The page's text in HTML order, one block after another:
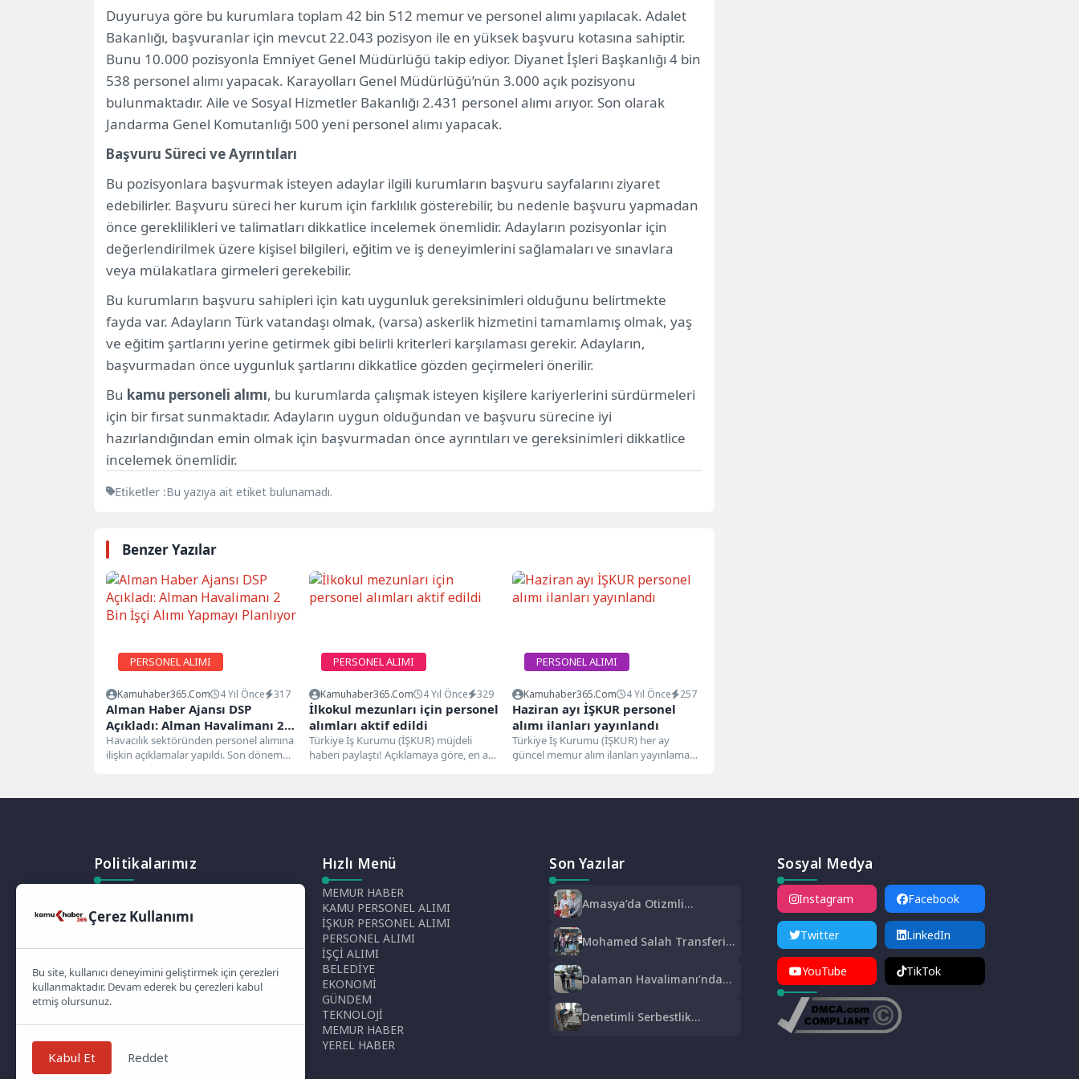
Duyuruya göre bu kurumlara toplam 42 bin 512 memur ve personel alımı yapılacak. Adalet
Bakanlığı, başvuranlar için mevcut 22.043 pozisyon ile en yüksek başvuru kotasına sahiptir.
Bunu 10.000 pozisyonla Emniyet Genel Müdürlüğü takip ediyor. Diyanet İşleri Başkanlığı 4 bin
538 personel alımı yapacak. Karayolları Genel Müdürlüğü’nün 3.000 açık pozisyonu
bulunmaktadır. Aile ve Sosyal Hizmetler Bakanlığı 2.431 personel alımı arıyor. Son olarak
Jandarma Genel Komutanlığı 500 yeni personel alımı yapacak.
Başvuru Süreci ve Ayrıntıları
Bu pozisyonlara başvurmak isteyen adaylar ilgili kurumların başvuru sayfalarını ziyaret
edebilirler. Başvuru süreci her kurum için farklılık gösterebilir, bu nedenle başvuru yapmadan
önce gereklilikleri ve talimatları dikkatlice incelemek önemlidir. Adayların pozisyonlar için
değerlendirilmek üzere kişisel bilgileri, eğitim ve iş deneyimlerini sağlamaları ve sınavlara
veya mülakatlara girmeleri gerekebilir.
Bu kurumların başvuru sahipleri için katı uygunluk gereksinimleri olduğunu belirtmekte
fayda var. Adayların Türk vatandaşı olmak, (varsa) askerlik hizmetini tamamlamış olmak, yaş
ve eğitim şartlarını yerine getirmek gibi belirli kriterleri karşılaması gerekir. Adayların,
başvurmadan önce uygunluk şartlarını dikkatlice gözden geçirmeleri önerilir.
Bu kamu personeli alımı, bu kurumlarda çalışmak isteyen kişilere kariyerlerini sürdürmeleri
için bir fırsat sunmaktadır. Adayların uygun olduğundan ve başvuru sürecine iyi
hazırlandığından emin olmak için başvurmadan önce ayrıntıları ve gereksinimleri dikkatlice
incelemek önemlidir.
Etiketler :Bu yazıya ait etiket bulunamadı.
Benzer Yazılar
PERSONEL ALIMI
Kamuhaber365.com 4 Yıl Önce 317
Alman Haber Ajansı DSP
Açıkladı: Alman Havalimanı 2
Bin İşçi Alımı Yapmayı
Planlıyor
Havacılık sektöründen personel alımına
ilişkin açıklamalar yapıldı. Son dönemde
PERSONEL ALIMI
Kamuhaber365.com 4 Yıl Önce 329
İlkokul mezunları için personel
alımları aktif edildi
Türkiye İş Kurumu (İŞKUR) müjdeli
haberi paylaştı! Açıklamaya göre, en az
PERSONEL ALIMI
Kamuhaber365.com 4 Yıl Önce 257
Haziran ayı İŞKUR personel
alımı ilanları yayınlandı
Türkiye İş Kurumu (İŞKUR) her ay
güncel memur alım ilanları yayınlamaya
Politikalarımız
Çerez Politikası
Telif Hakları Politikası
Hızlı Menü
MEMUR HABER
KAMU PERSONEL ALIMI
İŞKUR PERSONEL ALIMI
PERSONEL ALIMI
İŞÇİ ALIMI
BELEDİYE
EKONOMİ
GÜNDEM
TEKNOLOJİ
MEMUR HABER
YEREL HABER
Son Yazılar
Amasya’da Otizmli
Kur’an-ı Kerim Okumayı
Öğrendi
Mohamed Salah Transferi
‘Mısır Kralı Trabzon’da’
Dalaman Havalimanı’nda
22 Yıl Hapis Cezası
Bulunuyordu
Denetimli Serbestlik
Sosyal Medya
Instagram Facebook
Twitter LinkedIn
YouTube TikTok
Çerez Kullanımı
Bu site, kullanıcı deneyimini geliştirmek için çerezleri
kullanmaktadır. Devam ederek bu çerezleri kabul
etmiş olursunuz.
Kabul Et Reddet